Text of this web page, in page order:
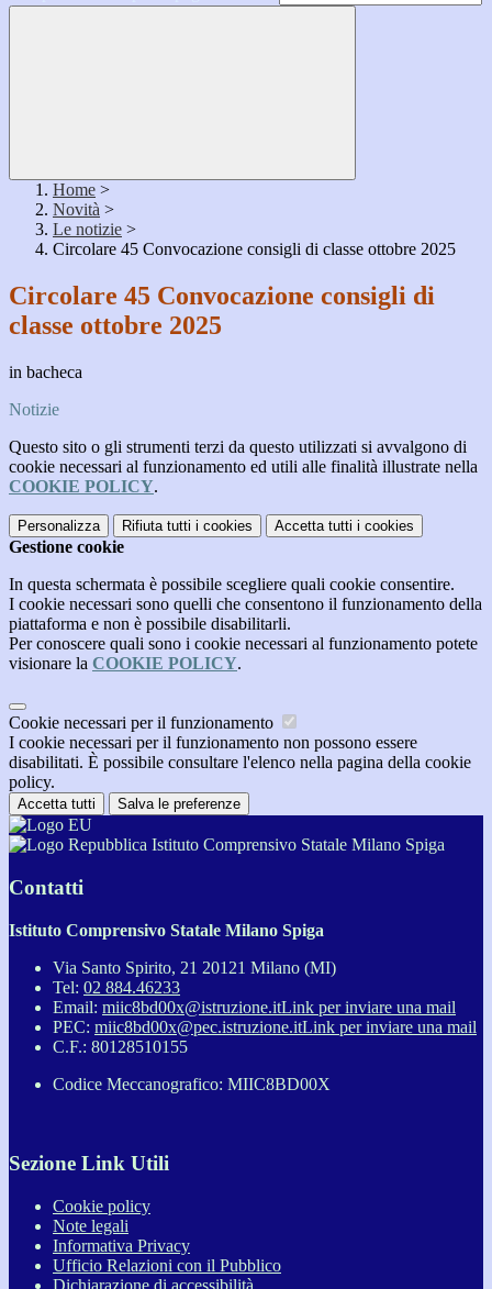
Home >
Novità >
Le notizie >
Circolare 45 Convocazione consigli di classe ottobre 2025
Circolare 45 Convocazione consigli di
classe ottobre 2025
in bacheca
Notizie
Questo sito o gli strumenti terzi da questo utilizzati si avvalgono di
cookie necessari al funzionamento ed utili alle finalità illustrate nella
COOKIE POLICY.
Personalizza Rifiuta tutti i cookies Accetta tutti i cookies
Gestione cookie
In questa schermata è possibile scegliere quali cookie consentire.
I cookie necessari sono quelli che consentono il funzionamento della
piattaforma e non è possibile disabilitarli.
Per conoscere quali sono i cookie necessari al funzionamento potete
visionare la COOKIE POLICY.
Cookie necessari per il funzionamento
I cookie necessari per il funzionamento non possono essere
disabilitati. È possibile consultare l'elenco nella pagina della cookie
policy.
Accetta tutti Salva le preferenze
Istituto Comprensivo Statale Milano Spiga
Contatti
Istituto Comprensivo Statale Milano Spiga
Via Santo Spirito, 21 20121 Milano (MI)
Tel: 02 884.46233
Email: miic8bd00x@istruzione.itLink per inviare una mail
PEC: miic8bd00x@pec.istruzione.itLink per inviare una mail
C.F.: 80128510155
Codice Meccanografico: MIIC8BD00X
Sezione Link Utili
Cookie policy
Note legali
Informativa Privacy
Ufficio Relazioni con il Pubblico
Dichiarazione di accessibilità